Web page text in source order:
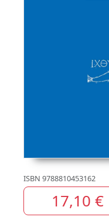
ISBN 9788810453162
17,10 €